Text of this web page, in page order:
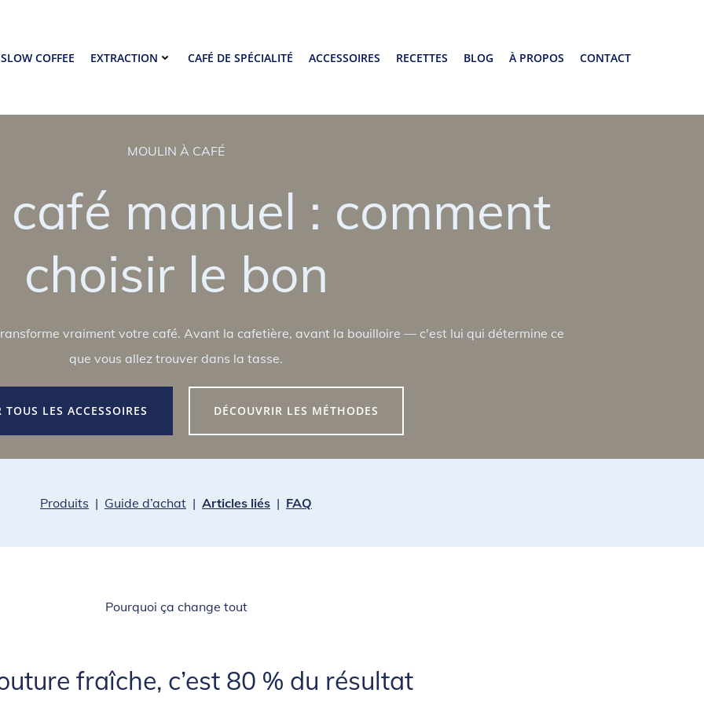
SLOW COFFEE EXTRACTION CAFÉ DE SPÉCIALITÉ ACCESSOIRES RECETTES BLOG À PROPOS CONTACT
MOULIN À CAFÉ
manuel : comment
choisir le bon
vraiment votre café. Avant la cafetière, avant la bouilloire — c'est lui qui détermine ce
que vous allez trouver dans la tasse.
TOUS LES ACCESSOIRES DÉCOUVRIR LES MÉTHODES
Produits | Guide d’achat | Articles liés | FAQ
Pourquoi ça change tout
fraîche, c’est 80 % du résultat